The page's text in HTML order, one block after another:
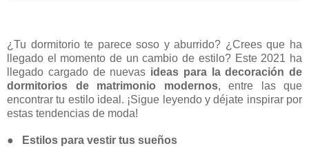
¿Tu dormitorio te parece soso y aburrido? ¿Crees que ha
llegado el momento de un cambio de estilo? Este 2021 ha
llegado cargado de nuevas ideas para la decoración de
dormitorios de matrimonio modernos, entre las que
encontrar tu estilo ideal. ¡Sigue leyendo y déjate inspirar por
estas tendencias de moda!
● Estilos para vestir tus sueños